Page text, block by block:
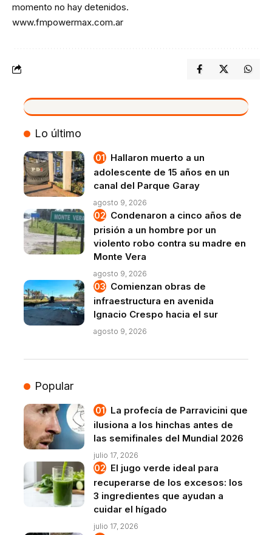
momento no hay detenidos.
www.fmpowermax.com.ar
VIVO
Lo último
Hallaron muerto a un
adolescente de 15 años en un
canal del Parque Garay
agosto 9, 2026
Condenaron a cinco años de
prisión a un hombre por un
violento robo contra su madre en
Monte Vera
agosto 9, 2026
Comienzan obras de
infraestructura en avenida
Ignacio Crespo hacia el sur
agosto 9, 2026
Popular
La profecía de Parravicini que
ilusiona a los hinchas antes de
las semifinales del Mundial 2026
julio 17, 2026
El jugo verde ideal para
recuperarse de los excesos: los
3 ingredientes que ayudan a
cuidar el hígado
julio 17, 2026